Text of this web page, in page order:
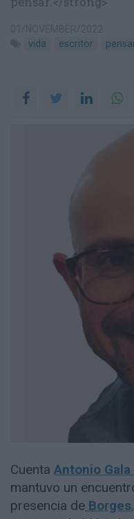
vida
escritor
Cuenta Antonio Gala
mantuvo un
presencia de Borges,